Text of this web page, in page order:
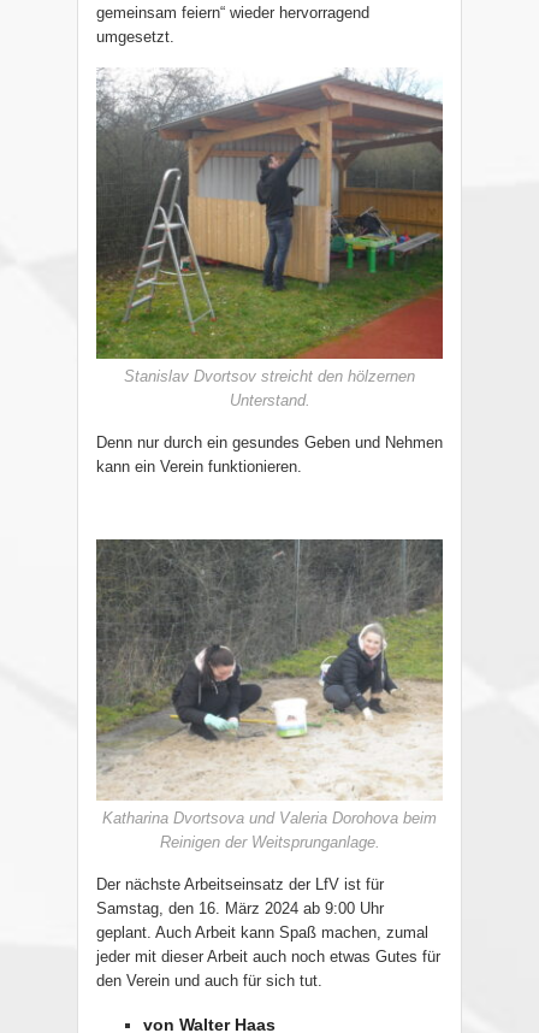
gemeinsam feiern“ wieder hervorragend
umgesetzt.
Stanislav Dvortsov streicht den hölzernen
Unterstand.
Denn nur durch ein gesundes Geben und Nehmen
kann ein Verein funktionieren.
Katharina Dvortsova und Valeria Dorohova beim
Reinigen der Weitsprunganlage.
Der nächste Arbeitseinsatz der LfV ist für
Samstag, den 16. März 2024 ab 9:00 Uhr
geplant. Auch Arbeit kann Spaß machen, zumal
jeder mit dieser Arbeit auch noch etwas Gutes für
den Verein und auch für sich tut.
von Walter Haas